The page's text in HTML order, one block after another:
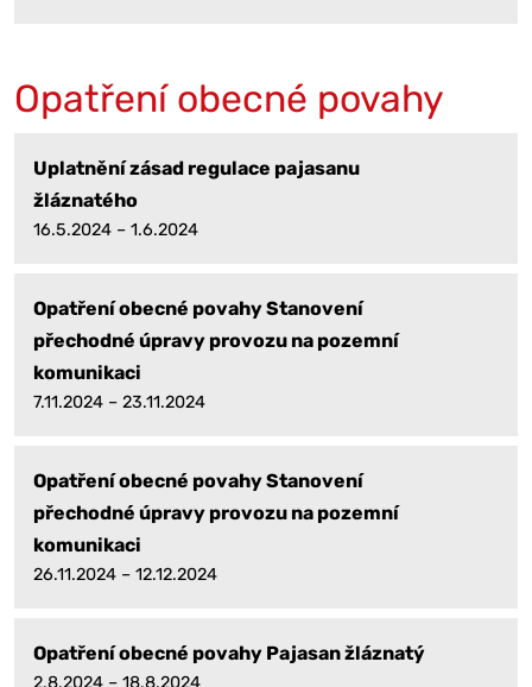
Opatření obecné povahy
Uplatnění zásad regulace pajasanu
žláznatého
16.5.2024 – 1.6.2024
Opatření obecné povahy Stanovení
přechodné úpravy provozu na pozemní
komunikaci
7.11.2024 – 23.11.2024
Opatření obecné povahy Stanovení
přechodné úpravy provozu na pozemní
komunikaci
26.11.2024 – 12.12.2024
Opatření obecné povahy Pajasan žláznatý
2.8.2024 – 18.8.2024